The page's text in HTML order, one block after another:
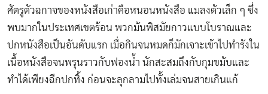
ศัตรูตัวฉกาจของหนังสือเก่าคือหนอนหนังสือ แมลงตัวเล็ก ๆ ซึ่ง
พบมากในประเทศเขตร้อน พวกมันพิสมัยกาวแบบโบราณและ
ปกหนังสือเป็นอันดับแรก เมื่อกินจนหมดก็มักเจาะเข้าไปทำรังใน
เนื้อหนังสือจนพรุนราวกับฟองนํ้า นักสะสมถึงกับกุมขมับและ
ทำได้เพียงฉีกปกทิ้ง ก่อนจะลุกลามไปทั้งเล่มจนสายเกินแก้